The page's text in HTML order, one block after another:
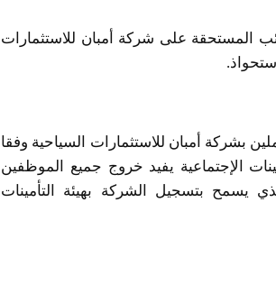
المستحقة على شركة أمبان للاستثمارات
بشركة أمبان للاستثمارات السياحية وفقا
التأمينات الإجتماعية يفيد خروج جميع الموظفين
يسمح بتسجيل الشركة بهيئة التأمينات